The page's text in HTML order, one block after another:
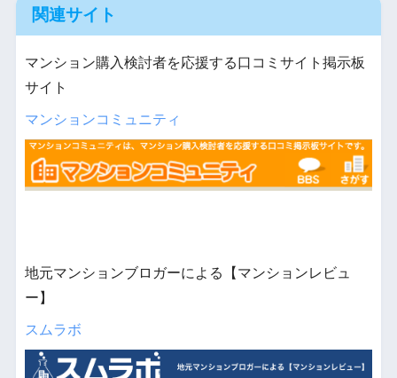
関連サイト
マンション購入検討者を応援する口コミサイト掲示板
サイト
マンションコミュニティ
地元マンションブロガーによる【マンションレビュ
ー】
スムラボ